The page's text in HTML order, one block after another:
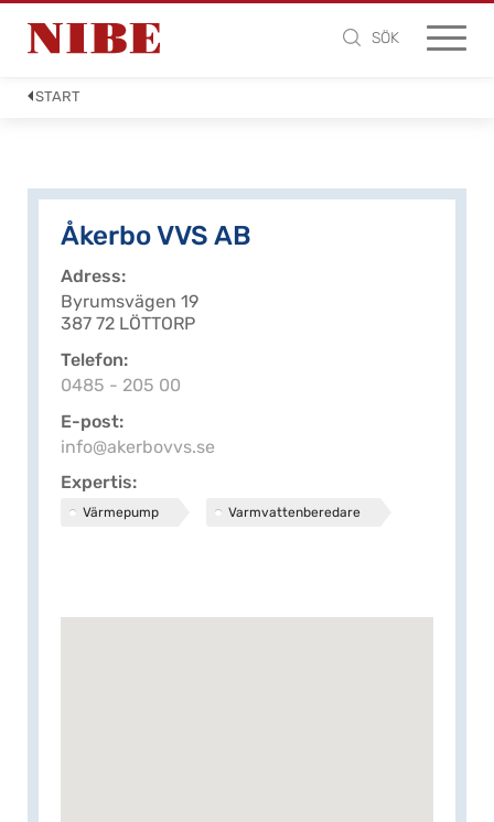
SÖK
START
Åkerbo VVS AB
Adress
Byrumsvägen 19
387 72 LÖTTORP
Telefon
0485 - 205 00
E-post
info@akerbovvs.se
Expertis
Värmepump Varmvattenberedare